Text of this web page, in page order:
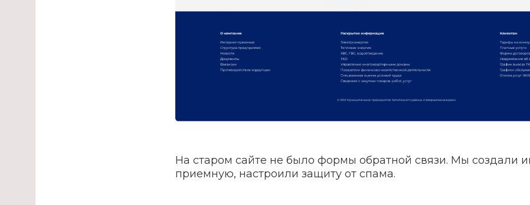
На старом сайте не было формы обратной связи. Мы создали
приемную, настроили защиту от спама.